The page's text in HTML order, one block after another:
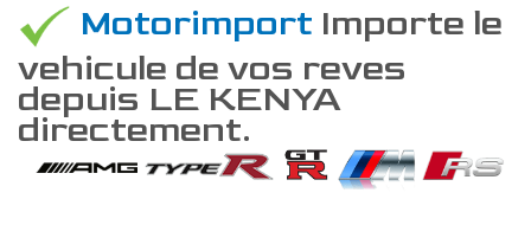
Motorimport Importe le
vehicule de vos reves
depuis LE KENYA
directement.